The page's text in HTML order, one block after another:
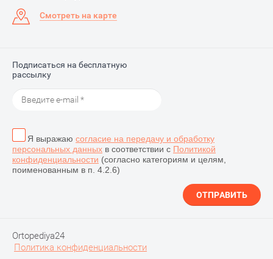
Смотреть на карте
Подписаться на бесплатную
рассылку
Я выражаю согласие на передачу и обработку
персональных данных в соответствии с Политикой
конфиденциальности (согласно категориям и целям,
поименованным в п. 4.2.6)
ОТПРАВИТЬ
Ortopediya24
Политика конфиденциальности